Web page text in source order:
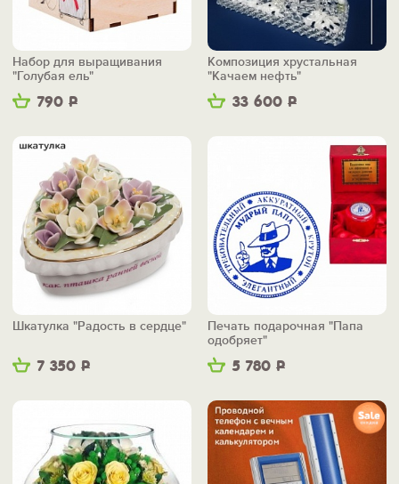
790 Р
Набор для выращивания
"Голубая ель"
33 600 Р
Композиция хрустальная
"Качаем нефть"
7 350 Р
Шкатулка "Радость в сердце"
5 780 Р
Печать подарочная "Папа
одобряет"